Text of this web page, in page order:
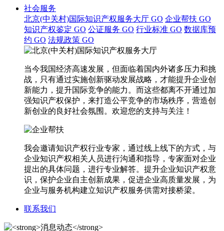
社会服务
北京(中关村)国际知识产权服务大厅 GO 企业帮扶 GO
知识产权鉴定 GO 公证服务 GO 行业标准 GO 数据库预
约 GO 法规政策 GO
当今我国经济高速发展，但面临着国内外诸多压力和挑
战，只有通过实施创新驱动发展战略，才能提升企业创
新能力，提升国际竞争的能力。而这些都离不开通过加
强知识产权保护，来打造公平竞争的市场秩序，营造创
新创业的良好社会氛围。欢迎您的支持与关注！
我会邀请知识产权行业专家，通过线上线下的方式，与
企业知识产权相关人员进行沟通和指导，专家面对企业
提出的具体问题，进行专业解答。提升企业知识产权意
识，保护企业自主创新成果，促进企业高质量发展，为
企业与服务机构建立知识产权服务供需对接桥梁。
联系我们